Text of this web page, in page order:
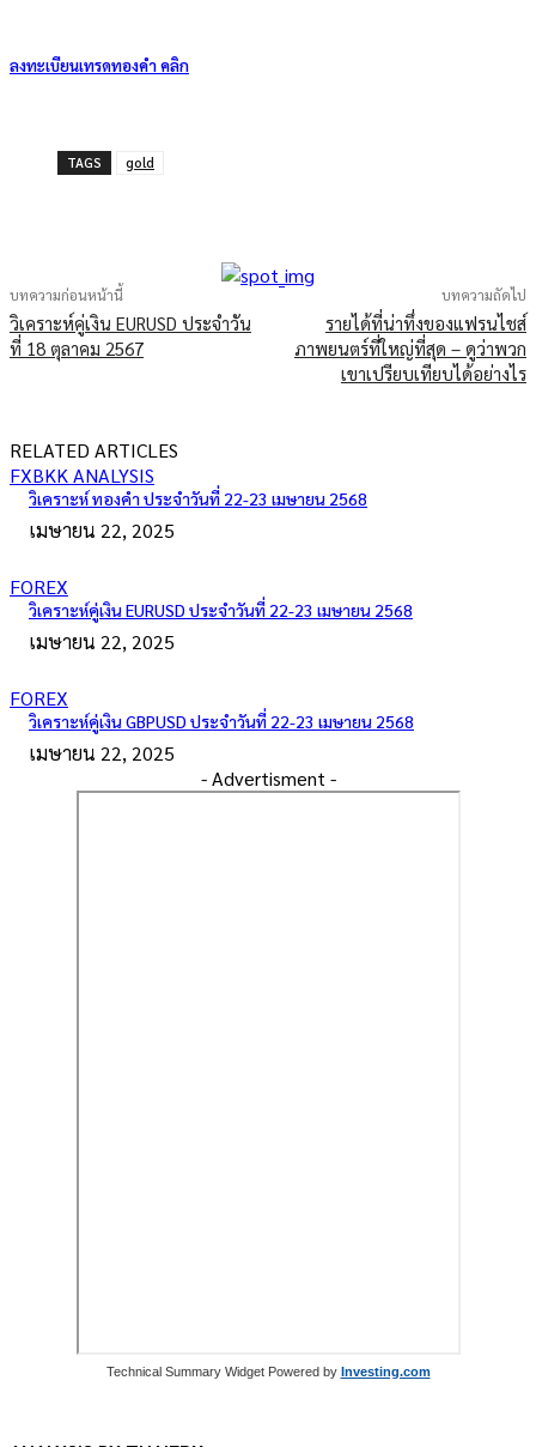
ลงทะเบียนเทรดทองคำ คลิก
TAGS gold
บทความก่อนหน้านี้
วิเคราะห์คู่เงิน EURUSD ประจำวัน
ที่ 18 ตุลาคม 2567
บทความถัดไป
รายได้ที่น่าทึ่งของแฟรนไชส์
ภาพยนตร์ที่ใหญ่ที่สุด – ดูว่าพวก
เขาเปรียบเทียบได้อย่างไร
RELATED ARTICLES
FXBKK ANALYSIS
วิเคราะห์ ทองคำ ประจำวันที่ 22-23 เมษายน 2568
เมษายน 22, 2025
FOREX
วิเคราะห์คู่เงิน EURUSD ประจำวันที่ 22-23 เมษายน 2568
เมษายน 22, 2025
FOREX
วิเคราะห์คู่เงิน GBPUSD ประจำวันที่ 22-23 เมษายน 2568
เมษายน 22, 2025
- Advertisment -
Technical Summary Widget Powered by Investing.com